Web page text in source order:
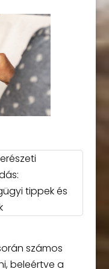
tippek és
számos
beleértve a